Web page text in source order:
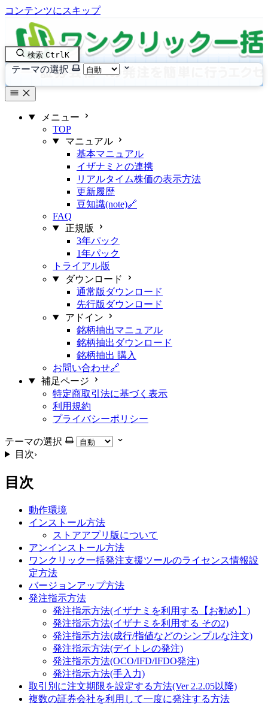
コンテンツにスキップ
検索 CtrlK
テーマの選択
メニュー
TOP
マニュアル
基本マニュアル
イザナミとの連携
リアルタイム株価の表示方法
更新履歴
豆知識(note)🔗
FAQ
正規版
3年パック
1年パック
トライアル版
ダウンロード
通常版ダウンロード
先行版ダウンロード
アドイン
銘柄抽出マニュアル
銘柄抽出ダウンロード
銘柄抽出 購入
お問い合わせ🔗
補足ページ
特定商取引法に基づく表示
利用規約
プライバシーポリシー
テーマの選択
目次›
目次
動作環境
インストール方法
ストアアプリ版について
アンインストール方法
ワンクリック一括発注支援ツールのライセンス情報設
定方法
バージョンアップ方法
発注指示方法
発注指示方法(イザナミを利用する【お勧め】)
発注指示方法(イザナミを利用する その2)
発注指示方法(成行/指値などのシンプルな注文)
発注指示方法(デイトレの発注)
発注指示方法(OCO/IFD/IFDO発注)
発注指示方法(手入力)
取引別に注文期限を設定する方法(Ver 2.2.05以降)
複数の証券会社を利用して一度に発注する方法